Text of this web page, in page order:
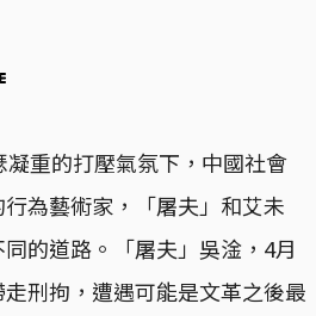
重的打壓氣氛下，中國社會
為藝術家，「屠夫」和艾未
的道路。「屠夫」吳淦，4月
刑拘，遭遇可能是文革之後最